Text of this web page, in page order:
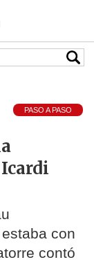
PASO A PASO
con
contó